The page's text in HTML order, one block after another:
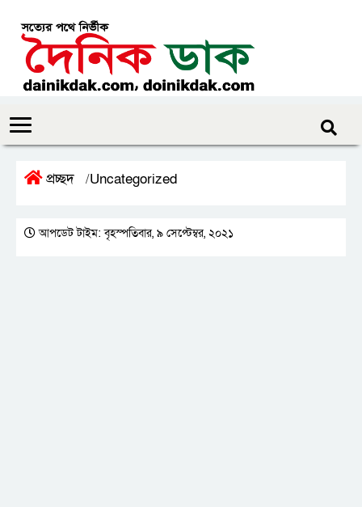
প্রচ্ছদ /Uncategorized
আপডেট টাইম: বৃহস্পতিবার, ৯ সেপ্টেম্বর, ২০২১